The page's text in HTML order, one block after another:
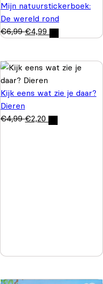
Mijn natuurstickerboek:
De wereld rond
€6,99 €4,99
Kijk eens wat zie je daar?
Dieren
€4,99 €2,20